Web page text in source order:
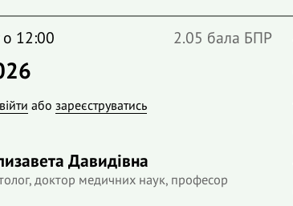
12:00 2.05 бала БПР
або зареєструватись
Давидівна
доктор медичних наук, професор